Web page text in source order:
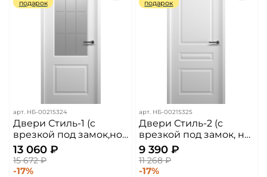
подарок
арт. НБ-00215324
Двери Стиль-1 (с
врезкой под замок,но
без замка, Левые,
Правые) ДО Белый
13 060 ₽
15 672 ₽
-17%
подарок
арт. НБ-00215325
Двери Стиль-2 (с
врезкой под замок, но
без замка) ДГ Белый
9 390 ₽
11 268 ₽
-17%